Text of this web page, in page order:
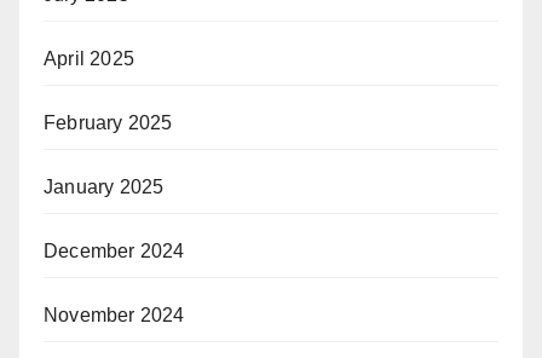
April 2025
February 2025
January 2025
December 2024
November 2024